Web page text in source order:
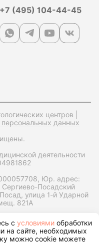
+7 (495) 104-44-45
центров |
персональных данных
деятельности
Юр. адрес:
Сергиево-Посадский
улица 1-й Ударной
821А
вычет
с условиями обработки
на сайте, необходимых
можно cookie можете